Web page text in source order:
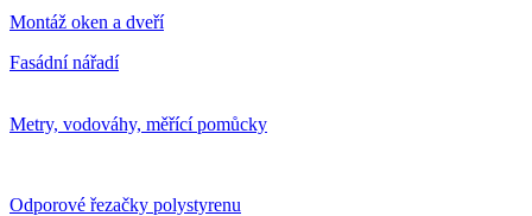
Montáž oken a dveří
Fasádní nářadí
Metry, vodováhy, měřící pomůcky
Odporové řezačky polystyrenu